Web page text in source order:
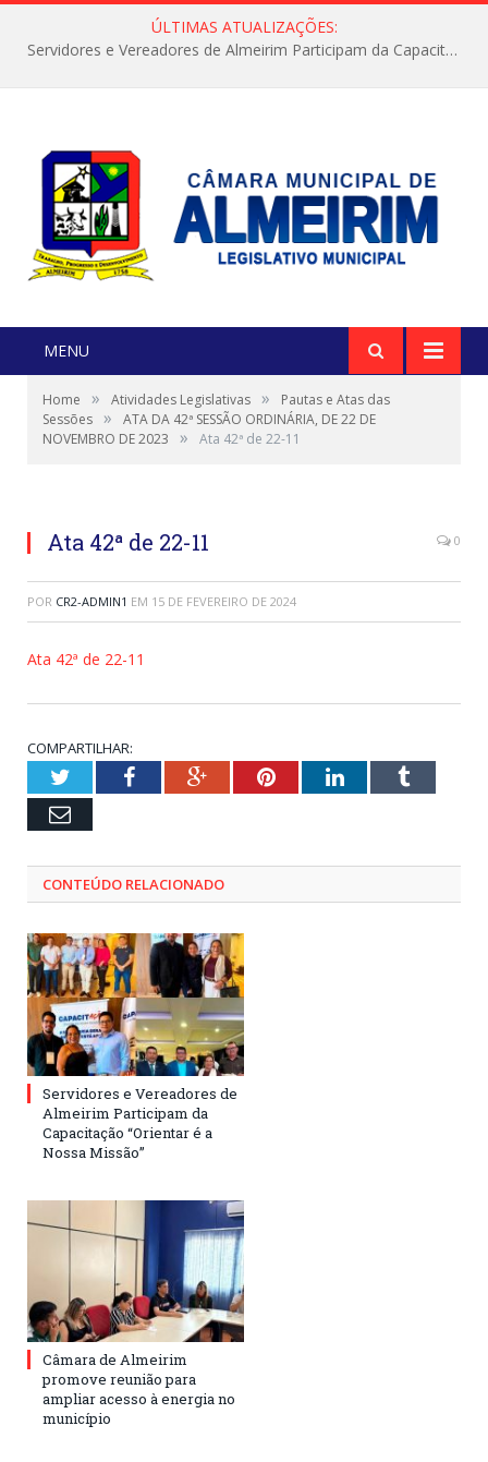
ÚLTIMAS ATUALIZAÇÕES:
Servidores e Vereadores de Almeirim Participam da Capacitação “Orientar é a Nossa Missão”
MENU
Home » Atividades Legislativas »
Pautas e Atas das
Sessões »
ATA DA 42ª SESSÃO ORDINÁRIA, DE 22 DE
NOVEMBRO DE 2023
» Ata 42ª de 22-11
Ata 42ª de 22-11 0
POR CR2-ADMIN1 EM 15 DE FEVEREIRO DE 2024
Ata 42ª de 22-11
COMPARTILHAR:
TwitterFacebookGoogle+PinterestLinkedInTumblr
Email
CONTEÚDO RELACIONADO
Servidores e Vereadores de
Almeirim Participam da
Capacitação “Orientar é a
Nossa Missão”
Câmara de Almeirim
promove reunião para
ampliar acesso à energia no
município